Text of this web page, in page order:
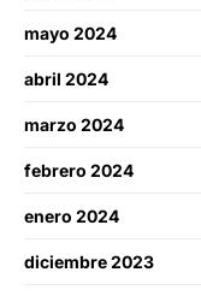
mayo 2024
abril 2024
marzo 2024
febrero 2024
enero 2024
diciembre 2023